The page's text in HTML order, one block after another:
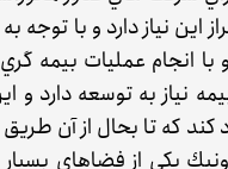
اين نياز دارد و با
با انجام عمليات بيمه
نياز به توسعه دارد و
كند كه تا بحال از آن
يكي از فضاهاي